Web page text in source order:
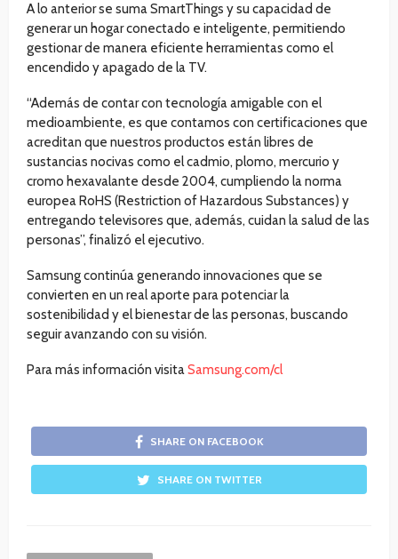
A lo anterior se suma SmartThings y su capacidad de
generar un hogar conectado e inteligente, permitiendo
gestionar de manera eficiente herramientas como el
encendido y apagado de la TV.
“Además de contar con tecnología amigable con el
medioambiente, es que contamos con certificaciones que
acreditan que nuestros productos están libres de
sustancias nocivas como el cadmio, plomo, mercurio y
cromo hexavalante desde 2004, cumpliendo la norma
europea RoHS (Restriction of Hazardous Substances) y
entregando televisores que, además, cuidan la salud de las
personas”, finalizó el ejecutivo.
Samsung continúa generando innovaciones que se
convierten en un real aporte para potenciar la
sostenibilidad y el bienestar de las personas, buscando
seguir avanzando con su visión.
Para más información visitaSamsung.com/cl
SHARE ON FACEBOOK
SHARE ON TWITTER